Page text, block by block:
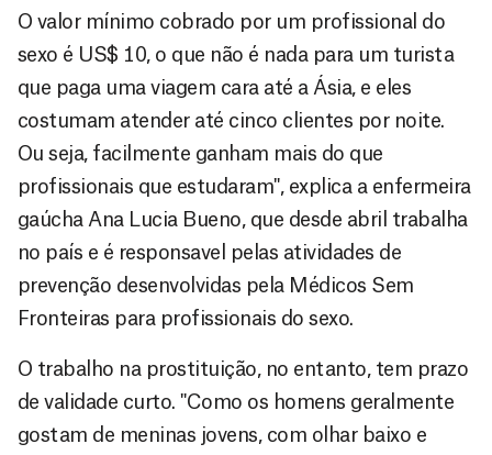
O valor mínimo cobrado por um profissional do
sexo é US$ 10, o que não é nada para um turista
que paga uma viagem cara até a Ásia, e eles
costumam atender até cinco clientes por noite.
Ou seja, facilmente ganham mais do que
profissionais que estudaram", explica a enfermeira
gaúcha Ana Lucia Bueno, que desde abril trabalha
no país e é responsavel pelas atividades de
prevenção desenvolvidas pela Médicos Sem
Fronteiras para profissionais do sexo.
O trabalho na prostituição, no entanto, tem prazo
de validade curto. "Como os homens geralmente
gostam de meninas jovens, com olhar baixo e